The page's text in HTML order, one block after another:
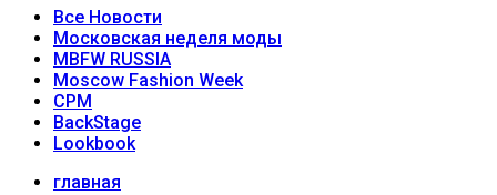
Все Новости
Московская неделя моды
MBFW RUSSIA
Moscow Fashion Week
CPM
BackStage
Lookbook
главная